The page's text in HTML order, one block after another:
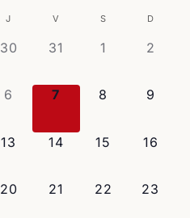
vues
J V S D
0
30
0
31
0
1
0
2
0
6
0
7
0
8
0
9
0
13
0
14
0
15
0
16
0
20
0
21
0
22
0
23